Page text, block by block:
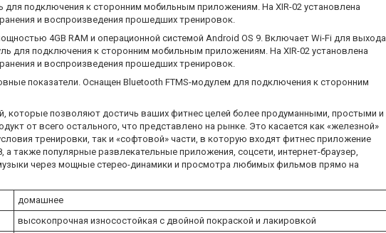
подключения к сторонним мобильным приложениям. На XIR-02 установлена
и воспроизведения прошедших тренировок.
4GB RAM и операционной системой Android OS 9. Включает Wi-Fi для выхода
для подключения к сторонним мобильным приложениям. На XIR-02 установлена
и воспроизведения прошедших тренировок.
показатели. Оснащен Bluetooth FTMS-модулем для подключения к сторонним
которые позволяют достичь ваших фитнес целей более продуманными, простыми и
от всего остального, что представлено на рынке. Это касается как «железной»
тренировки, так и «софтовой» части, в которую входят фитнес приложение
также популярные развлекательные приложения, соцсети, интернет-браузер,
через мощные стерео-динамики и просмотра любимых фильмов прямо на
домашнее
высокопрочная износостойкая с двойной покраской и лакировкой